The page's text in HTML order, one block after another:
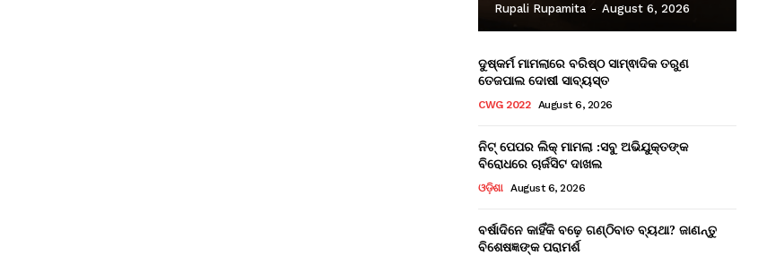
Rupali Rupamita - August 6, 2026
ଦୁଷ୍କର୍ମ ମାମଲାରେ ବରିଷ୍ଠ ସାମ୍ଵାଦିକ ତରୁଣ
ତେଜପାଲ ଦୋଷୀ ସାବ୍ୟସ୍ତ
CWG 2022 August 6, 2026
ନିଟ୍ ପେପର ଲିକ୍ ମାମଲା :ସବୁ ଅଭିଯୁକ୍ତଙ୍କ
ବିରୋଧରେ ଚାର୍ଜସିଟ ଦାଖଲ
ଓଡ଼ିଶା August 6, 2026
ବର୍ଷାଦିନେ କାହିଁକି ବଢ଼େ ଗଣ୍ଠିବାତ ବ୍ୟଥା? ଜାଣନ୍ତୁ
ବିଶେଷଜ୍ଞଙ୍କ ପରାମର୍ଶ